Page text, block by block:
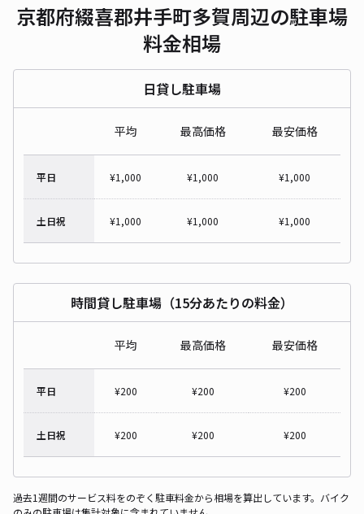
京都府綴喜郡井手町多賀周辺の駐車場
料金相場
日貸し駐車場
平均 最高価格 最安価格
平日 ¥1,000 ¥1,000 ¥1,000
土日祝 ¥1,000 ¥1,000 ¥1,000
時間貸し駐車場（15分あたりの料金）
平均 最高価格 最安価格
平日 ¥200 ¥200 ¥200
土日祝 ¥200 ¥200 ¥200
過去1週間のサービス料をのぞく駐車料金から相場を算出しています。バイク